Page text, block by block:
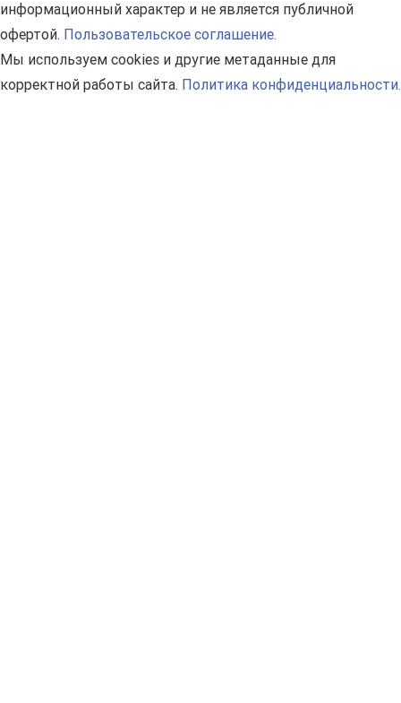
информационный характер и не является публичной
офертой. Пользовательское соглашение.
Мы используем cookies и другие метаданные для
корректной работы сайта. Политика конфиденциальности.